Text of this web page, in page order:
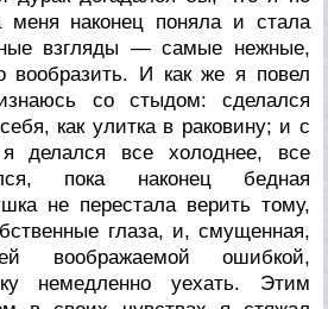
наконец поняла и стала
взгляды — самые нежные,
вообразить. И как же я повел
со стыдом: сделался
как улитка в раковину; и с
делался все холоднее, все
пока наконец бедная
не перестала верить тому,
глаза, и, смущенная,
воображаемой ошибкой,
немедленно уехать. Этим